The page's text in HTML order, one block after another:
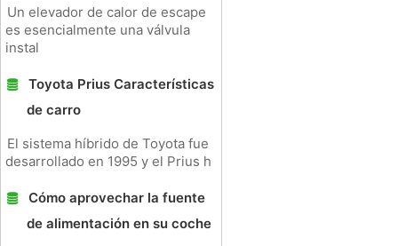
Un elevador de calor de escape
es esencialmente una válvula
instal
Toyota Prius Características
de carro
El sistema híbrido de Toyota fue
desarrollado en 1995 y el Prius h
Cómo aprovechar la fuente
de alimentación en su coche